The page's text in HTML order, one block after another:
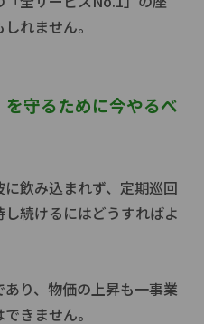
れません。
守るために今やるべ
飲み込まれず、定期巡回
続けるにはどうすればよ
り、物価の上昇も一事業
きません。